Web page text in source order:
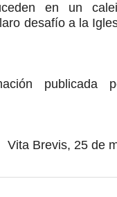
en un
desafío a la
publicada
Vita Brevis, 25 de